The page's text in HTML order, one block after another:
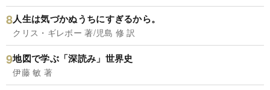
人生は気づかぬうちにすぎるから。
クリス・ギレボー 著/児島 修 訳
地図で学ぶ「深読み」世界史
伊藤 敏 著